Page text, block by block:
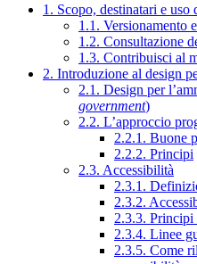
1. Scopo, destinatari e
1.1. Versionamento
1.2. Consultazione
1.3. Contribuisci al
2. Introduzione al design
2.1. Design per
government)
2.2. L’approccio
2.2.1. Buone
2.2.2. Principi
2.3. Accessibilità
2.3.1.
2.3.2.
2.3.3. Principi
2.3.4. Linee
2.3.5. Come